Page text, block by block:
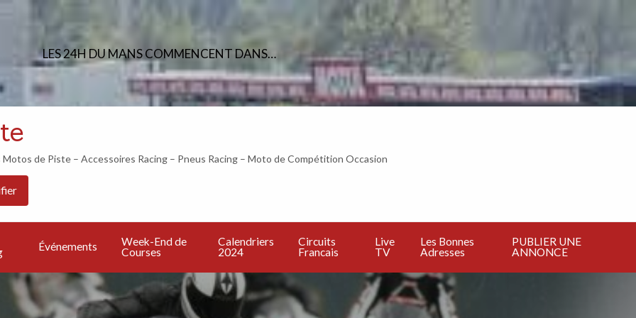
LES 24H DU MANS COMMENCENT DANS…
de Piste – Accessoires Racing – Pneus Racing – Moto de Compétition Occasion
Événements
Week-End de
Courses
Calendriers
2024
Circuits
Francais
Live
TV
Les Bonnes
Adresses
PUBLIER UNE
ANNONCE